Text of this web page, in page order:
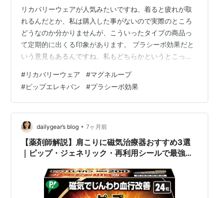
リカバリーウェアが人気みたいですね、着ると疲れが取
れるんだとか、私は購入した事がないので実際のところ
どうなのか分かりませんが、こういったタイプの商品っ
て定期的に出くる印象があります。 プラシーボ効果だと
いう意見もあるんですね、私もどちらかというとこっち
するなんて夢みたいな商品があるんだろうか。 それにこ
のリカバリーウェアってどれくらい効果が続くの❓ヒート
テックは３シーズンくらいもつみたいだけど、洗濯を繰
り返していくうちに徐々に効果が薄れて行ってしまうん
だろうか、それとも半永久的❓ 🔶 私も昨年の春に効果が
あるのかどうか分からない商品を購入した事…
#リカバリーウェア #マグネループ
#ピップエレキバン #プラシーボ効果
dailygear’s blog • 7ヶ月前
【薬剤師解説】肩こりに磁気治療器おすすめ3選
｜ピップ・ジェネリック・再利用シールで最強コ